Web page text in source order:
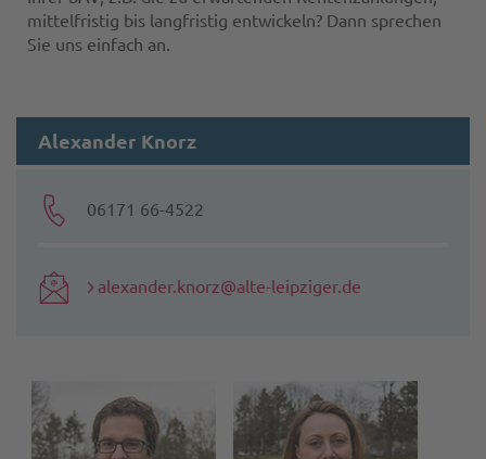
mittelfristig bis langfristig entwickeln? Dann sprechen
Sie uns einfach an.
Alexander Knorz
06171 66-4522
alexander.knorz@alte-leipziger.de